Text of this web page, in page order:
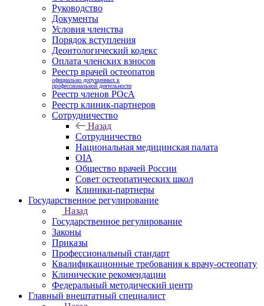
Руководство
Документы
Условия членства
Порядок вступления
Деонтологический кодекс
Оплата членских взносов
Реестр врачей остеопатов
официально допущенных к
профессиональной деятельности
Реестр членов РОсА
Реестр клиник-партнеров
Сотрудничество
Назад
Сотрудничество
Национальная медицинская палата
OIA
Общество врачей России
Совет остеопатических школ
Клиники-партнеры
Государственное регулирование
Назад
Государственное регулирование
Законы
Приказы
Профессиональный стандарт
Квалификационные требования к врачу-остеопату
Клинические рекомендации
Федеральный методический центр
Главный внештатный специалист